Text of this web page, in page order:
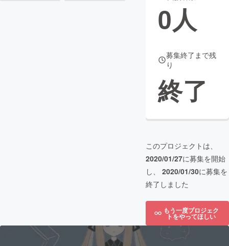
CAMPFIRE Creation
コミュニティ
0人
募集終了まで残
り
終了
このプロジェクトは、
2020/01/27に募集を開始
し、 2020/01/30に募集を
終了しました
もう一度プロジェク
トをやってほしい